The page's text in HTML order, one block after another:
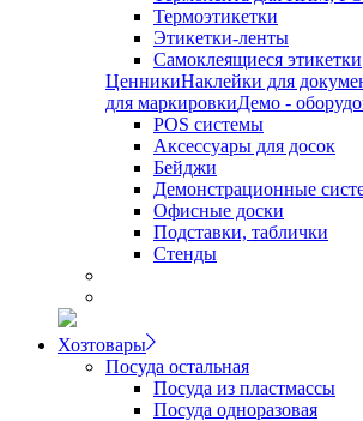
Термоэтикетки
Этикетки-ленты
Самоклеящиеся этикетки
ЦенникиНаклейки для
для маркировкиДемо -
POS системы
Аксессуары для досок
Бейджи
Демонстрационные
Офисные доски
Подставки, таблички
Стенды
Хозтовары
Посуда остальная
Посуда из пластмассы
Посуда одноразовая